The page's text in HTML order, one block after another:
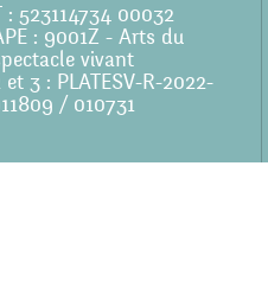
: 523114734 00032
: 9001Z - Arts du
vivant
et 3 : PLATESV-R-2022-
/ 010731